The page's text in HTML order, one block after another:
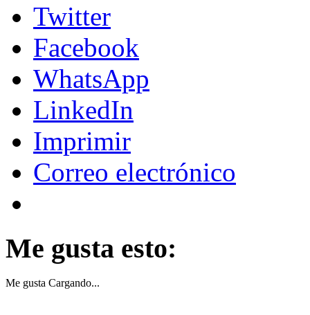
Twitter
Facebook
WhatsApp
LinkedIn
Imprimir
Correo electrónico
Me gusta esto:
Me gusta Cargando...